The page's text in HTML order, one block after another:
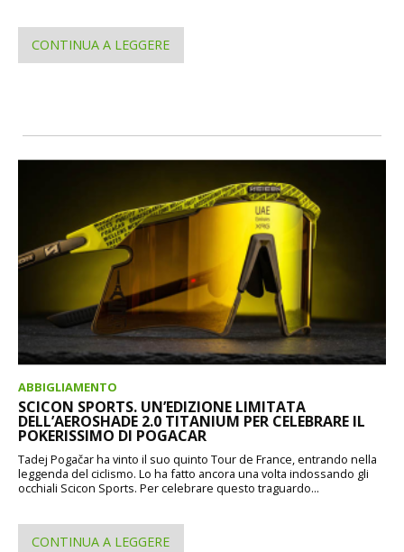
CONTINUA A LEGGERE
ABBIGLIAMENTO
SCICON SPORTS. UN’EDIZIONE LIMITATA
DELL’AEROSHADE 2.0 TITANIUM PER CELEBRARE IL
POKERISSIMO DI POGACAR
Tadej Pogačar ha vinto il suo quinto Tour de France, entrando nella
leggenda del ciclismo. Lo ha fatto ancora una volta indossando gli
occhiali Scicon Sports. Per celebrare questo traguardo...
CONTINUA A LEGGERE